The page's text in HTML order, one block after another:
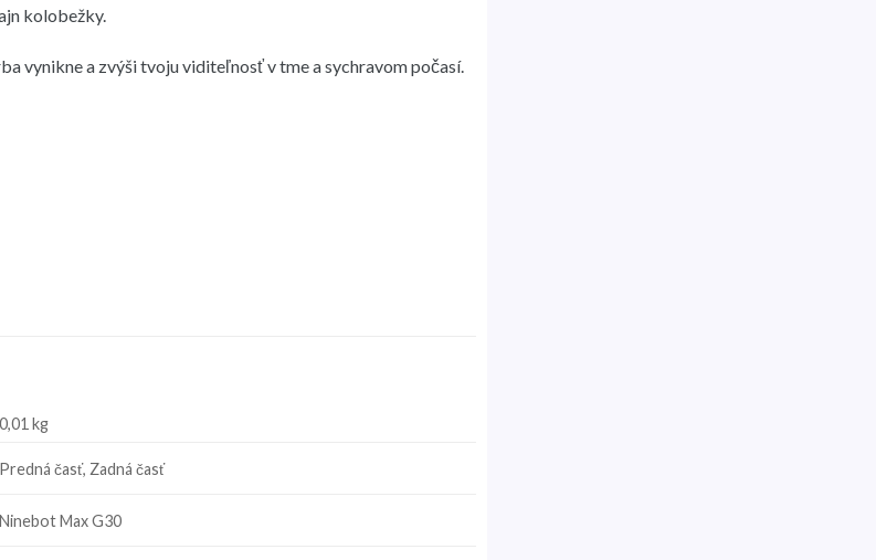
kolobežky.
vynikne a zvýši tvoju viditeľnosť v tme a sychravom počasí.
0,01 kg
Predná časť, Zadná časť
Ninebot Max G30